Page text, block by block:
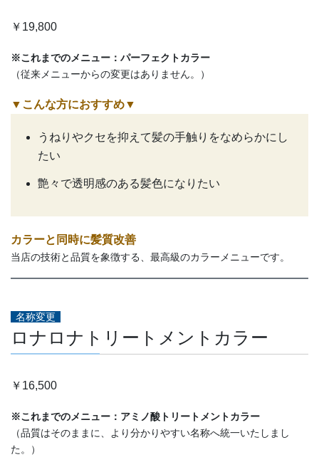
￥19,800
※これまでのメニュー：パーフェクトカラー
（従来メニューからの変更はありません。）
▼こんな方におすすめ▼
うねりやクセを抑えて髪の手触りをなめらかにし
たい
艶々で透明感のある髪色になりたい
カラーと同時に髪質改善
当店の技術と品質を象徴する、最高級のカラーメニューです。
名称変更
ロナロナトリートメントカラー
￥16,500
※これまでのメニュー：アミノ酸トリートメントカラー
（品質はそのままに、より分かりやすい名称へ統一いたしまし
た。）